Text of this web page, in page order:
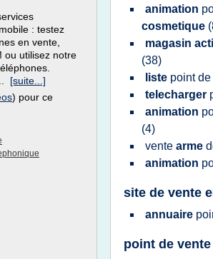
: testez
en vente,
ou utilisez notre
[suite...]
) pour ce
animation
cosmetique
magasin
(38)
liste pointde
telecharger
animation
(4)
vente arme
animation
site de vente
annuaire
point de